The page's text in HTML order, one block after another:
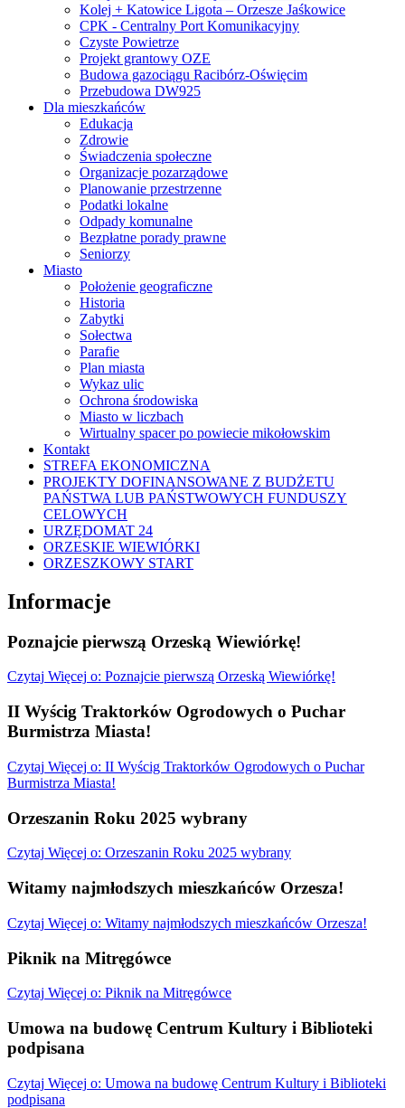
Kolej + Katowice Ligota – Orzesze Jaśkowice
CPK - Centralny Port Komunikacyjny
Czyste Powietrze
Projekt grantowy OZE
Budowa gazociągu Racibórz-Oświęcim
Przebudowa DW925
Dla mieszkańców
Edukacja
Zdrowie
Świadczenia społeczne
Organizacje pozarządowe
Planowanie przestrzenne
Podatki lokalne
Odpady komunalne
Bezpłatne porady prawne
Seniorzy
Miasto
Położenie geograficzne
Historia
Zabytki
Sołectwa
Parafie
Plan miasta
Wykaz ulic
Ochrona środowiska
Miasto w liczbach
Wirtualny spacer po powiecie mikołowskim
Kontakt
STREFA EKONOMICZNA
PROJEKTY DOFINANSOWANE Z BUDŻETU
PAŃSTWA LUB PAŃSTWOWYCH FUNDUSZY
CELOWYCH
URZĘDOMAT 24
ORZESKIE WIEWIÓRKI
ORZESZKOWY START
Informacje
Poznajcie pierwszą Orzeską Wiewiórkę!
Czytaj Więcej o: Poznajcie pierwszą Orzeską Wiewiórkę!
II Wyścig Traktorków Ogrodowych o Puchar
Burmistrza Miasta!
Czytaj Więcej o: II Wyścig Traktorków Ogrodowych o Puchar
Burmistrza Miasta!
Orzeszanin Roku 2025 wybrany
Czytaj Więcej o: Orzeszanin Roku 2025 wybrany
Witamy najmłodszych mieszkańców Orzesza!
Czytaj Więcej o: Witamy najmłodszych mieszkańców Orzesza!
Piknik na Mitręgówce
Czytaj Więcej o: Piknik na Mitręgówce
Umowa na budowę Centrum Kultury i Biblioteki
podpisana
Czytaj Więcej o: Umowa na budowę Centrum Kultury i Biblioteki
podpisana